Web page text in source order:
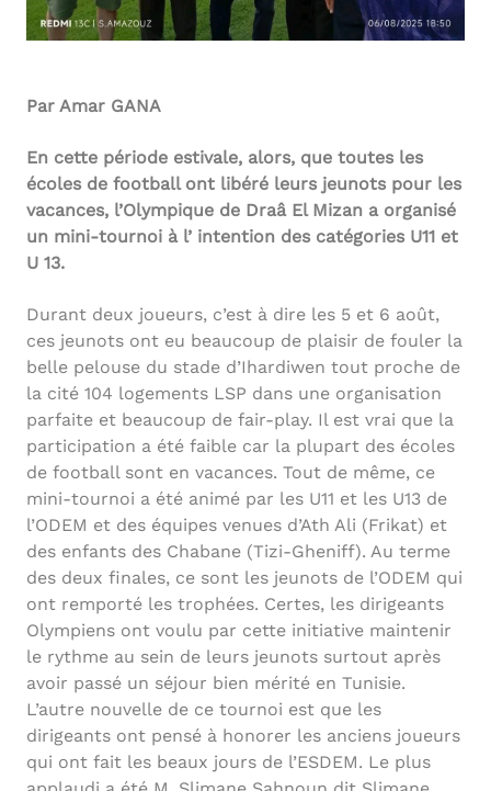
Par Amar GANA
En cette période estivale, alors, que toutes les
écoles de football ont libéré leurs jeunots pour les
vacances, l’Olympique de Draâ El Mizan a organisé
un mini-tournoi à l’ intention des catégories U11 et
U 13.
Durant deux joueurs, c’est à dire les 5 et 6 août,
ces jeunots ont eu beaucoup de plaisir de fouler la
belle pelouse du stade d’Ihardiwen tout proche de
la cité 104 logements LSP dans une organisation
parfaite et beaucoup de fair-play. Il est vrai que la
participation a été faible car la plupart des écoles
de football sont en vacances. Tout de même, ce
mini-tournoi a été animé par les U11 et les U13 de
l’ODEM et des équipes venues d’Ath Ali (Frikat) et
des enfants des Chabane (Tizi-Gheniff). Au terme
des deux finales, ce sont les jeunots de l’ODEM qui
ont remporté les trophées. Certes, les dirigeants
Olympiens ont voulu par cette initiative maintenir
le rythme au sein de leurs jeunots surtout après
avoir passé un séjour bien mérité en Tunisie.
L’autre nouvelle de ce tournoi est que les
dirigeants ont pensé à honorer les anciens joueurs
qui ont fait les beaux jours de l’ESDEM. Le plus